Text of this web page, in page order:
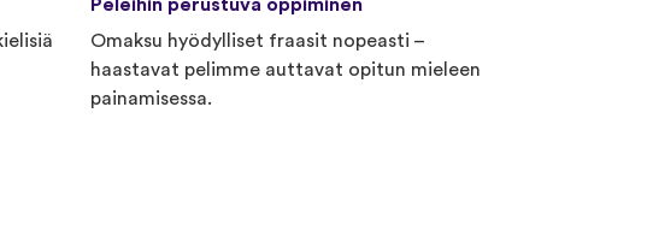
Peleihin perustuva oppiminen
Omaksu hyödylliset fraasit nopeasti –
haastavat pelimme auttavat opitun mieleen
painamisessa.